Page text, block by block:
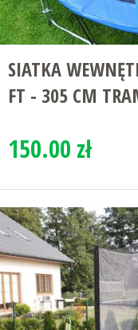
SIATKA
FT - 305 CM
150.00 zł